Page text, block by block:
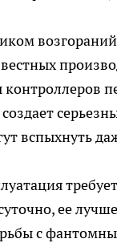
вспыхнуть
ее
с